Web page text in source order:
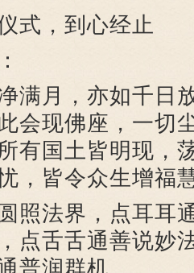
式，到心经止
月，亦如千日
会现佛座，一切
有国土皆明现，
，皆令众生增福
法界，点耳耳
点舌舌通善说妙
普润群机。